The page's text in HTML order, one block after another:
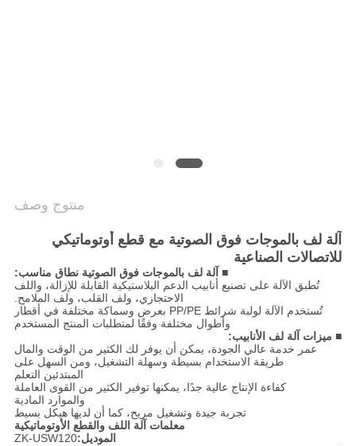
منتوج وصف
آلة لف بالموجات فوق الصوتية مع قطع أوتوماتيكي
للاتصالات الصناعية
■ آلة لف بالموجات فوق الصوتية نطاق مناسب:
تُطبق الآلة على تصنيع أنابيب الدعم البلاستيكية القابلة للإزالة، واللف
الاحتجازي، ولف القلب، ولف الملامح.
تُستخدم الآلة لولبة شرائط PP/PE بعرض وسماكة مختلفة في أقطار
وأطوال مختلفة وفقًا لمتطلبات المنتج المستخدم
■ ميزات آلة لف الأنابيب:
عمر خدمة عالي الجودة، يمكن أن يوفر لك الكثير من الوقت والمال
طريقة الاستخدام بسيطة وسهلة التشغيل، ومن السهل على
المبتدئين التعلم
كفاءة الإنتاج عالية جدًا، يمكنها توفير الكثير من القوى العاملة
والموارد المادية
تجربة جيدة وتشغيل مريح، كما أن لديها هيكل بسيط
معلمات آلة اللف والقطع الأوتوماتيكية
الموديل:ZK-USW120